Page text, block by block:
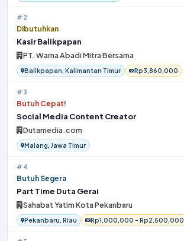
#2
Dibutuhkan
Kasir Balikpapan
PT. Warna Abadi Mitra Bersama
Balikpapan, Kalimantan Timur Rp3,860,000
#3
Butuh Cepat!
Social Media Content Creator
Dutamedia.com
Malang, Jawa Timur
#4
Butuh Segera
Part Time Duta Gerai
Sahabat Yatim Kota Pekanbaru
Pekanbaru, Riau Rp1,000,000 - Rp2,500,000